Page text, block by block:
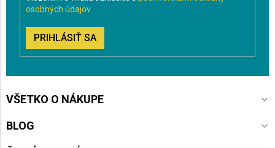
osobných údajov
PRIHLÁSIŤ SA
VŠETKO O NÁKUPE
BLOG